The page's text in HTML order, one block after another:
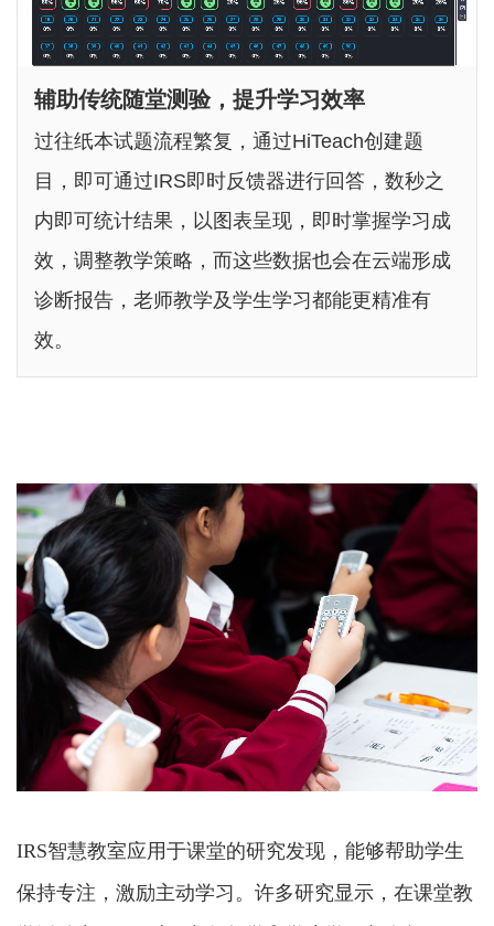
辅助传统随堂测验，提升学习效率
过往纸本试题流程繁复，通过HiTeach创建题
目，即可通过IRS即时反馈器进行回答，数秒之
内即可统计结果，以图表呈现，即时掌握学习成
效，调整教学策略，而这些数据也会在云端形成
诊断报告，老师教学及学生学习都能更精准有
效。
IRS智慧教室应用于课堂的研究发现，能够帮助学生
保持专注，激励主动学习。许多研究显示，在课堂教